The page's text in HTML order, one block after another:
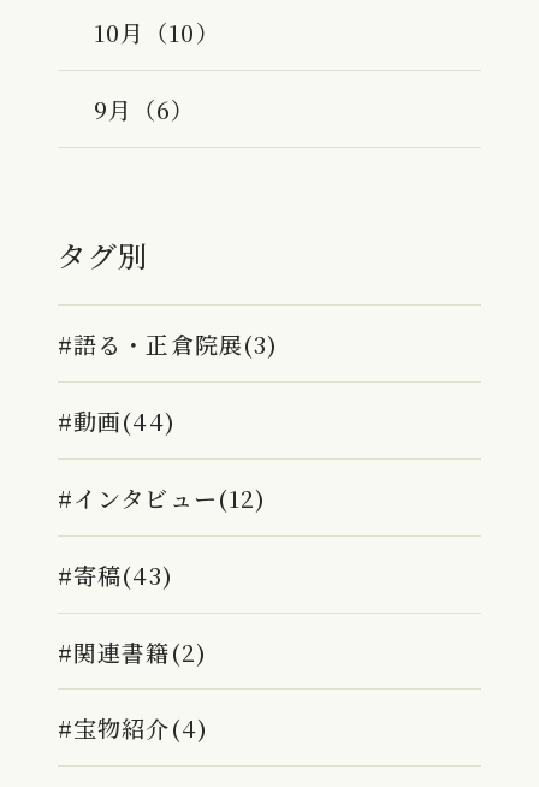
10月（10）
9月（6）
タグ別
#語る・正倉院展(3)
#動画(44)
#インタビュー(12)
#寄稿(43)
#関連書籍(2)
#宝物紹介(4)